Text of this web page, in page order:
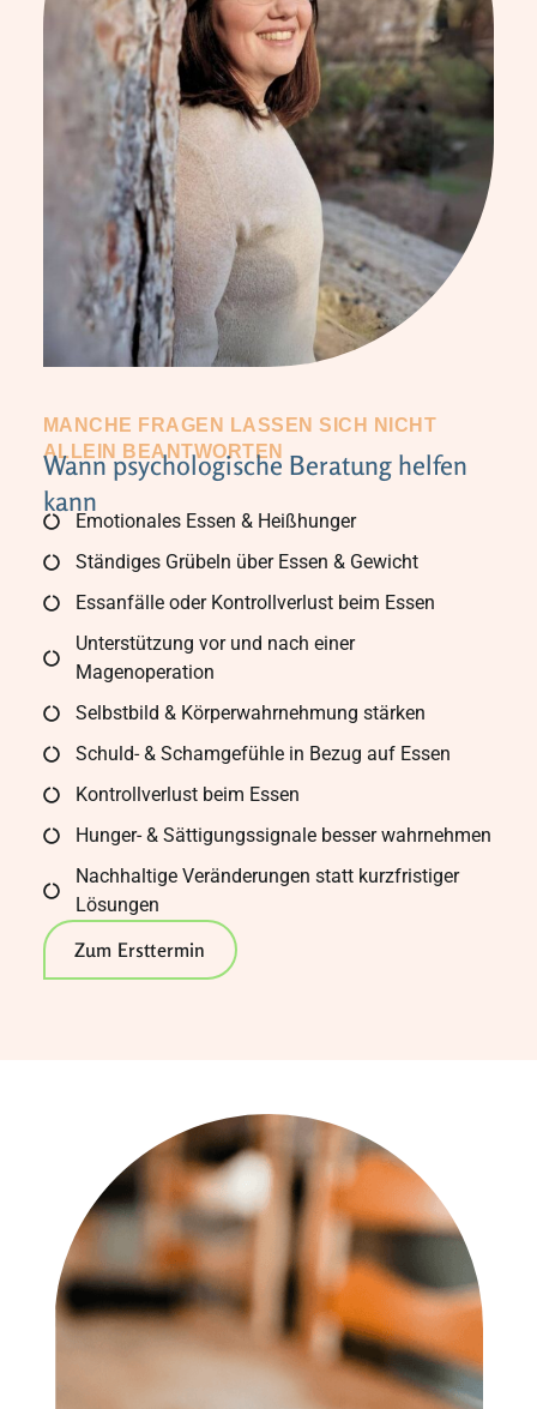
MANCHE FRAGEN LASSEN SICH NICHT
ALLEIN BEANTWORTEN
Wann psychologische Beratung helfen
kann
Emotionales Essen & Heißhunger
Ständiges Grübeln über Essen & Gewicht
Essanfälle oder Kontrollverlust beim Essen
Unterstützung vor und nach einer
Magenoperation
Selbstbild & Körperwahrnehmung stärken
Schuld- & Schamgefühle in Bezug auf Essen
Kontrollverlust beim Essen
Hunger- & Sättigungssignale besser wahrnehmen
Nachhaltige Veränderungen statt kurzfristiger
Lösungen
Zum Ersttermin